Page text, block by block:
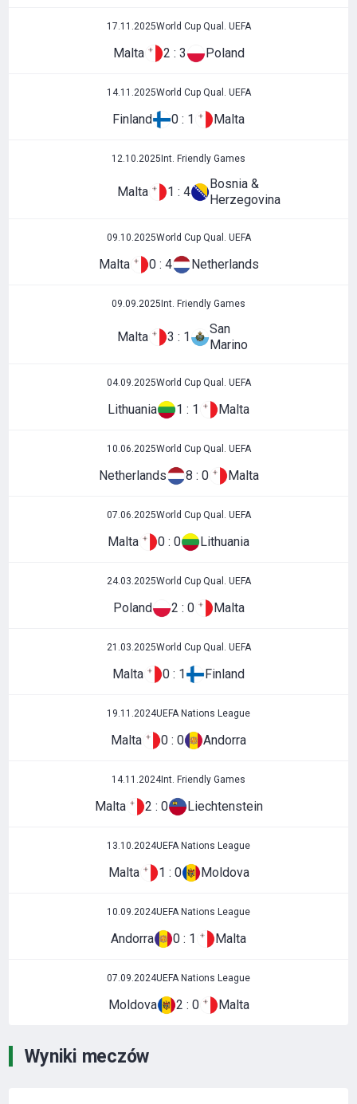
17.11.2025World Cup Qual. UEFA
Malta 2 : 3 Poland
14.11.2025World Cup Qual. UEFA
Finland 0 : 1 Malta
12.10.2025 Int. Friendly Games
Malta 1 : 4
Bosnia &
Herzegovina
09.10.2025World Cup Qual. UEFA
Malta 0 : 4 Netherlands
09.09.2025 Int. Friendly Games
Malta 3 : 1
San
Marino
04.09.2025World Cup Qual. UEFA
Lithuania 1 : 1 Malta
10.06.2025World Cup Qual. UEFA
Netherlands 8 : 0 Malta
07.06.2025World Cup Qual. UEFA
Malta 0 : 0 Lithuania
24.03.2025World Cup Qual. UEFA
Poland 2 : 0 Malta
21.03.2025World Cup Qual. UEFA
Malta 0 : 1 Finland
19.11.2024UEFA Nations League
Malta 0 : 0 Andorra
14.11.2024Int. Friendly Games
Malta 2 : 0 Liechtenstein
13.10.2024UEFA Nations League
Malta 1 : 0 Moldova
10.09.2024UEFA Nations League
Andorra 0 : 1 Malta
07.09.2024UEFA Nations League
Moldova 2 : 0 Malta
Wyniki meczów